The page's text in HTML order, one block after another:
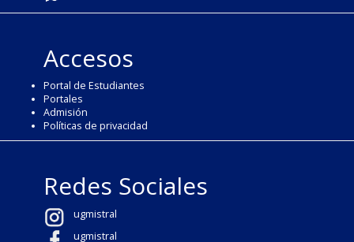
Accesos
Portal de Estudiantes
Portales
Admisión
Políticas de privacidad
Redes Sociales
ugmistral
ugmistral